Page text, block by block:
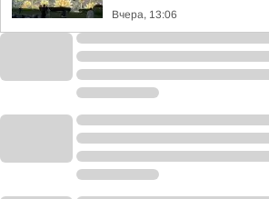
Вчера, 13:06